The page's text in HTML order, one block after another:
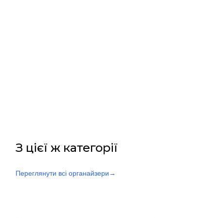
З цієї ж категорії
Переглянути всі органайзери→